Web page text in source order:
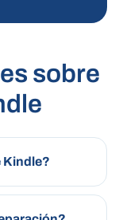
sobre
Kindle?